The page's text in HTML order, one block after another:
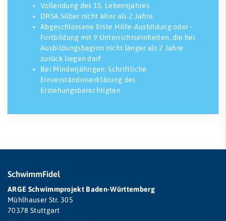
Vollendung des 15. Lebensjahres
DRSA Silber nicht älter als 2 Jahre
Abgeschlossene Erste Hilfe-Ausbildung oder -
Fortbildung mit 9 Unterrichtseinheiten, die bei
Ausbildungsbeginn nicht länger als 2 Jahre
zurück liegen darf
Bei Minderjährigen: Schriftliche
Einverständniserklärung des
Erziehungsberechtigten
SchwimmFidel
ARGE Schwimmprojekt Baden-Württemberg
Mühlhauser Str. 305
70378 Stuttgart